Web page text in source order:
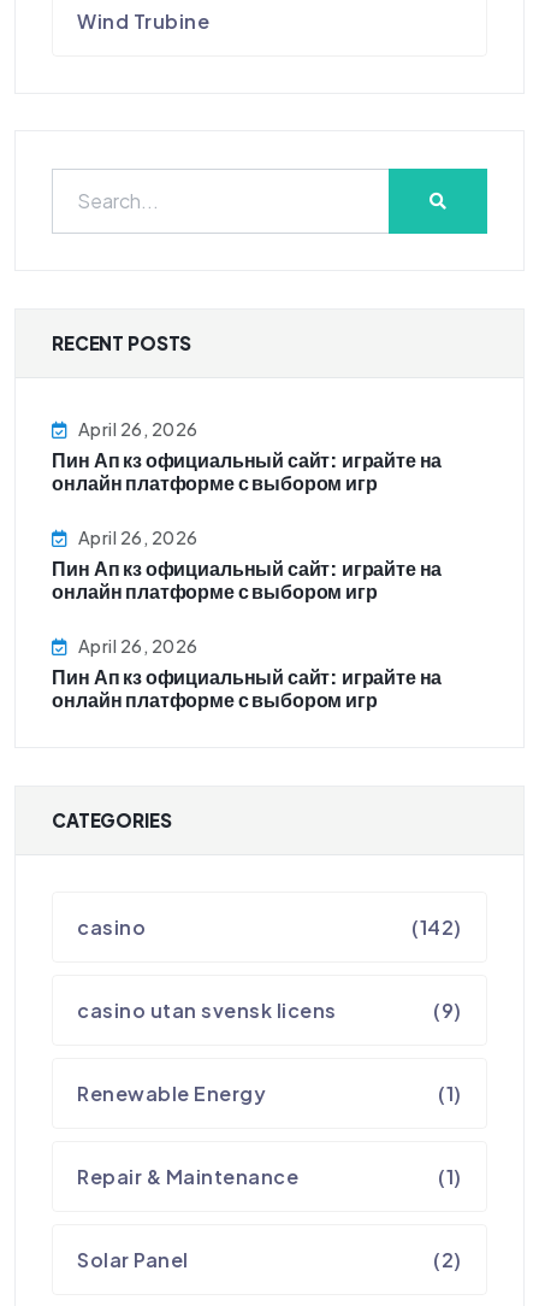
Wind Trubine
RECENT POSTS
April 26, 2026
Пин Ап кз официальный сайт: играйте на
онлайн платформе с выбором игр
April 26, 2026
Пин Ап кз официальный сайт: играйте на
онлайн платформе с выбором игр
April 26, 2026
Пин Ап кз официальный сайт: играйте на
онлайн платформе с выбором игр
CATEGORIES
casino (142)
casino utan svensk licens (9)
Renewable Energy (1)
Repair & Maintenance (1)
Solar Panel (2)